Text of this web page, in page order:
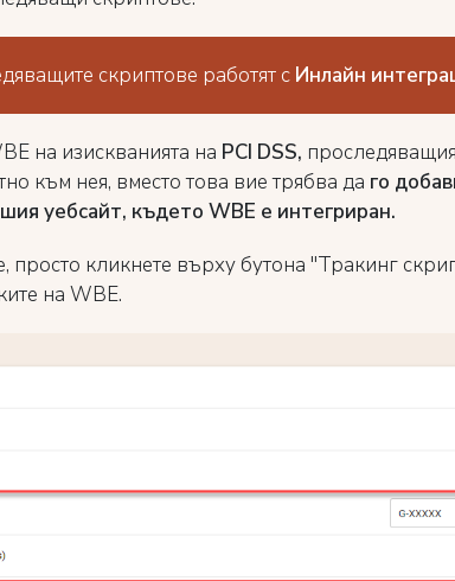
скриптове работят с Инлайн
на изискванията на PCI DSS,
към нея, вместо това вие трябва да го
уебсайт, където WBE е интегриран.
просто кликнете върху бутона "Тракинг
на WBE.